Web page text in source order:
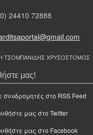
24410 72888
ΤΣΟΜΠΑΝΙΔΗΣ ΧΡΥΣΟΣΤΟΜΟΣ
μας!
συνδρομητές στο RSS Feed
μας στο Twitter
μας στο Facebook